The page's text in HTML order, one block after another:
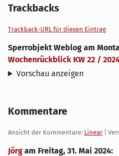
Trackbacks
Trackback-URL für diesen Eintrag
Sperrobjekt Weblog am
Wochenrückblick KW 22 /
Vorschau anzeigen
Kommentare
Ansicht der Kommentare: Linear |
Jörg am Freitag, 31. Mai 2024: